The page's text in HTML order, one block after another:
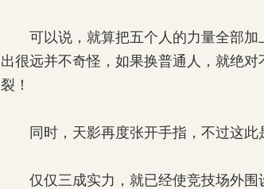
可以说，就算把五个人的力量全部加
出很远并不奇怪，如果换普通人，就绝
裂！
同时，天影再度张开手指，不过这此
仅仅三成实力，就已经使竞技场外围